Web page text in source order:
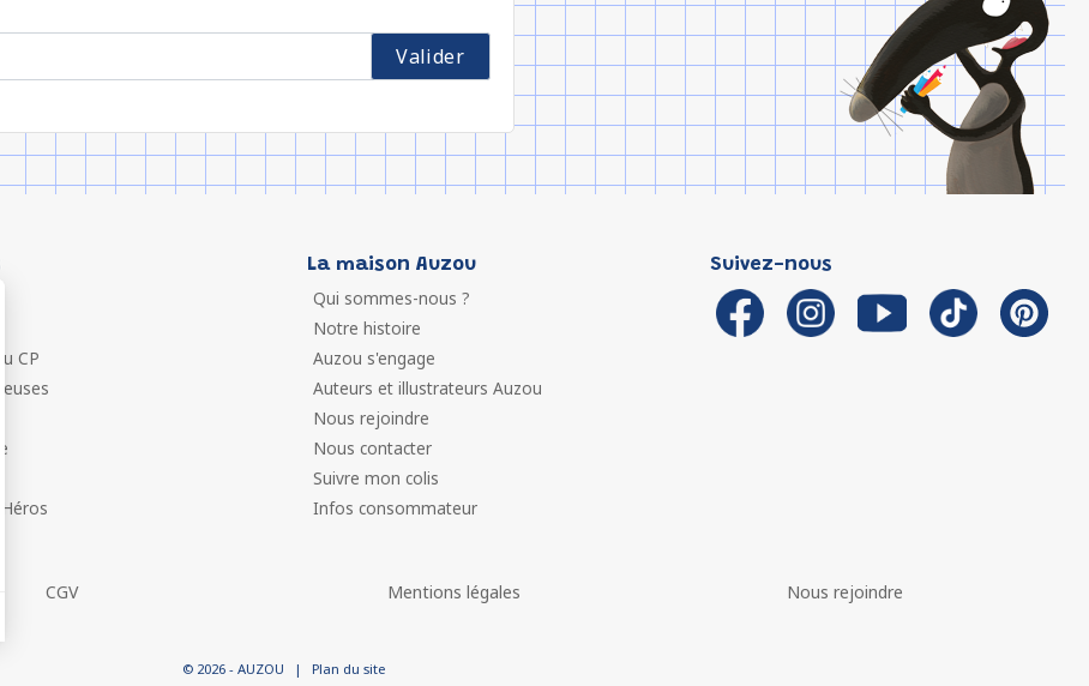
CP
La maison Auzou
Qui sommes-nous ?
Notre histoire
Auzou s'engage
Auteurs et illustrateurs Auzou
Nous rejoindre
Nous contacter
Suivre mon colis
Infos consommateur
Suivez-nous
CGV Mentions légales Nous rejoindre
© 2026 - AUZOU | Plan du site